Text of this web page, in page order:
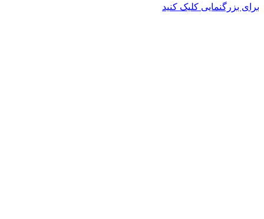
برای بزرگنمایی کلیک کنید